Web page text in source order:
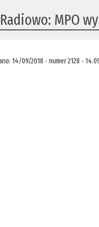
Radiowo: MPO
14/09/2018 - numer 2128 -